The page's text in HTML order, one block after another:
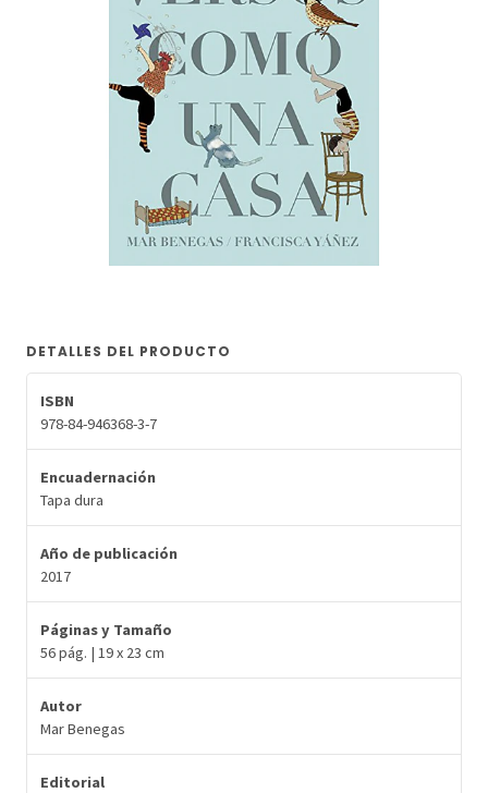
DETALLES DEL PRODUCTO
ISBN
978-84-946368-3-7
Encuadernación
Tapa dura
Año de publicación
2017
Páginas y Tamaño
56 pág. | 19 x 23 cm
Autor
Mar Benegas
Editorial